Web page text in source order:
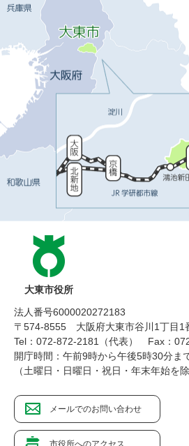
大東市役所
法人番号6000020272183
〒574-8555 大阪府大東市谷川1丁目1
Tel：072-872-2181（代表）
Fax：
開庁時間：午前9時から午後5時30分ま
（土曜日・日曜日・祝日・年末年始を除
メールでのお問い合わせ
市役所へのアクセス